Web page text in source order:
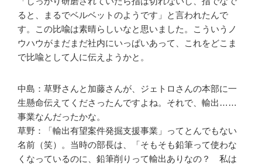
ると、まるでベルベットのようです」と言われたんで
す。この比喩は素晴らしいなと思いました。こういうノ
ウハウがまだまだ社内にいっぱいあって、これをどこま
で比喩として人に伝えようかと。
中島：草野さんと加藤さんが、ジェトロさんの本部に一
生懸命伝えてくださったんですよね。それで、輸出……
事業なんだったかな。
草野：「輸出有望案件発掘支援事業」ってとんでもない
名前（笑）。当時の部長は、「そもそも鉛筆って使わな
くなっているのに、鉛筆削りって輸出ありなの？ 私は